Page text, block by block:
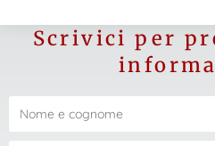
Scrivici per